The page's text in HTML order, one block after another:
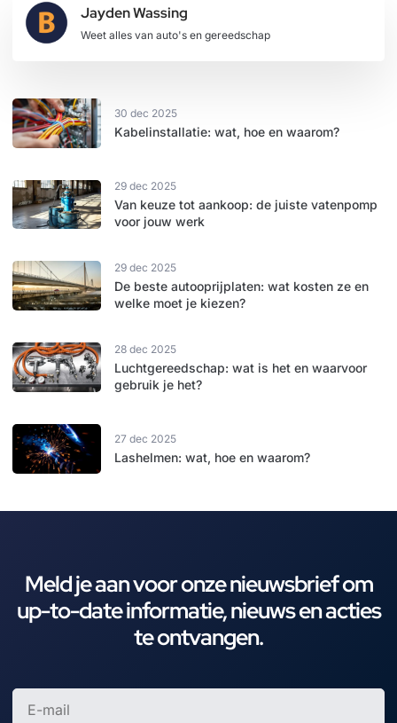
Jayden Wassing
Weet alles van auto's en gereedschap
30 dec 2025
Kabelinstallatie: wat, hoe en waarom?
29 dec 2025
Van keuze tot aankoop: de juiste vatenpomp
voor jouw werk
29 dec 2025
De beste autooprijplaten: wat kosten ze en
welke moet je kiezen?
28 dec 2025
Luchtgereedschap: wat is het en waarvoor
gebruik je het?
27 dec 2025
Lashelmen: wat, hoe en waarom?
Meld je aan voor onze nieuwsbrief om
up-to-date informatie, nieuws en acties
te ontvangen.